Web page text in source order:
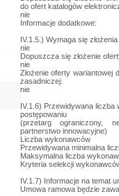
do ofert katalogów
nie
Informacje dodatkowe:
IV.1.5.) Wymaga się
nie
Dopuszcza się złożenie
nie
Złożenie oferty
zasadniczej:
nie
IV.1.6) Przewidywana
postępowaniu
(przetarg ograniczony,
partnerstwo innowacyjne)
Liczba wykonawców
Przewidywana minimalna
Maksymalna liczba
Kryteria selekcji
IV.1.7) Informacje na temat
Umowa ramowa będzie